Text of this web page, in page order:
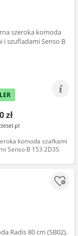
zł
komoda szafkami
Senso B 153 2D3S